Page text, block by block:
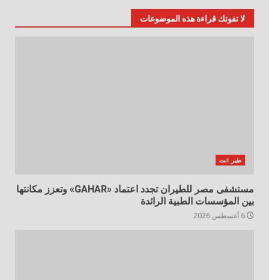
لا تفوتك قراءة هذه الموضوعات
طير انت
مستشفى مصر للطيران تجدد اعتماد «GAHAR» وتعزز مكانتها
بين المؤسسات الطبية الرائدة